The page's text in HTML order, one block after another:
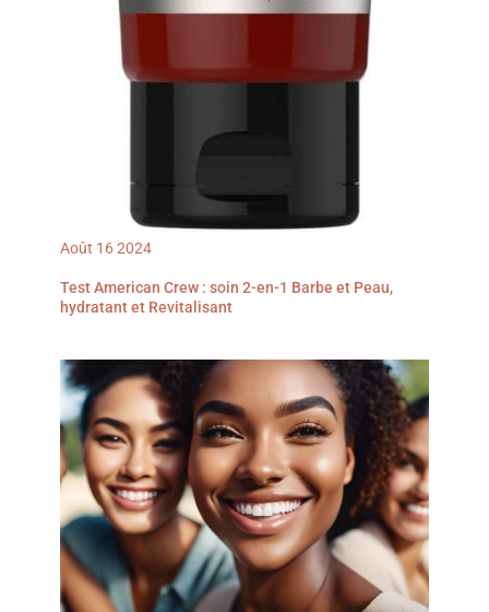
Août 162024
Test American Crew : soin 2-en-1 Barbe et Peau,
hydratant et Revitalisant